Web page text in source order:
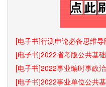
[电子书]行测申论必备思维
识点和速算技巧
[电子书]2022省考版公共基
[电子书]2022事业编时事政
库已更新
[电子书]2022事业单位公共